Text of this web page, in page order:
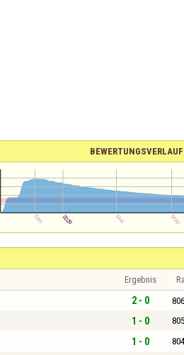
BEWERTUNGSVERLAUF
Ergebnis
2 - 0 806
1 - 0 805
1 - 0 804